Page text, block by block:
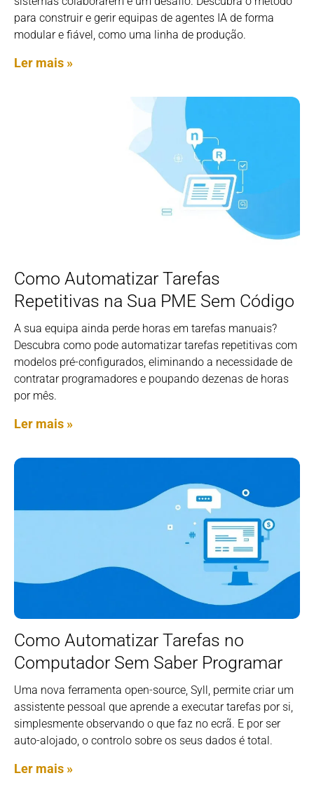
para construir e gerir equipas de agentes IA de forma
modular e fiável, como uma linha de produção.
Ler mais »
Como Automatizar Tarefas
Repetitivas na Sua PME Sem Código
A sua equipa ainda perde horas em tarefas manuais?
Descubra como pode automatizar tarefas repetitivas com
modelos pré-configurados, eliminando a necessidade de
contratar programadores e poupando dezenas de horas
por mês.
Ler mais »
Como Automatizar Tarefas no
Computador Sem Saber Programar
Uma nova ferramenta open-source, Syll, permite criar um
assistente pessoal que aprende a executar tarefas por si,
simplesmente observando o que faz no ecrã. E por ser
auto-alojado, o controlo sobre os seus dados é total.
Ler mais »